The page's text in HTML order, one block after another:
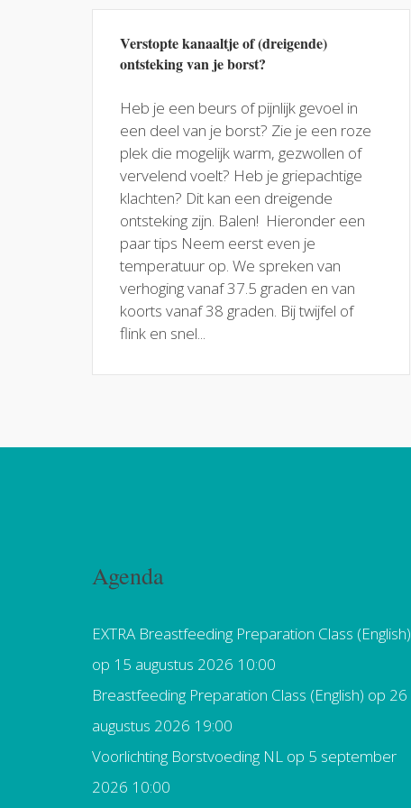
Verstopte kanaaltje of (dreigende)
ontsteking van je borst?
Heb je een beurs of pijnlijk gevoel in
een deel van je borst? Zie je een roze
plek die mogelijk warm, gezwollen of
vervelend voelt? Heb je griepachtige
klachten? Dit kan een dreigende
ontsteking zijn. Balen! Hieronder een
paar tips Neem eerst even je
temperatuur op. We spreken van
verhoging vanaf 37.5 graden en van
koorts vanaf 38 graden. Bij twijfel of
flink en snel...
Agenda
EXTRA Breastfeeding Preparation Class (English)
op 15 augustus 2026 10:00
Breastfeeding Preparation Class (English) op 26
augustus 2026 19:00
Voorlichting Borstvoeding NL op 5 september
2026 10:00